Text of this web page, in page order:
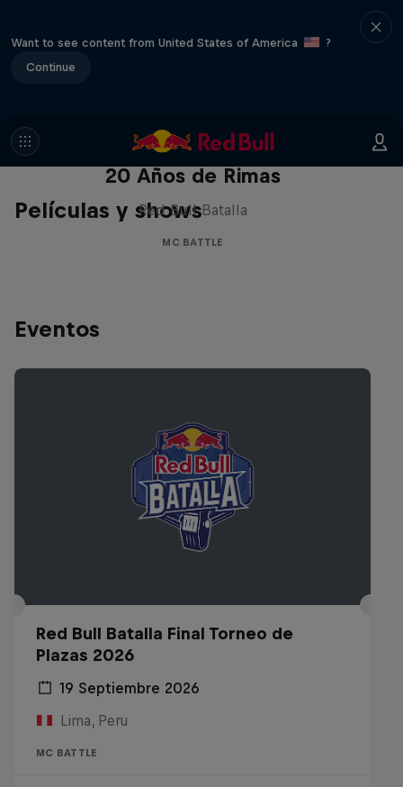
Want to see content from United States of America
?
Continue
Películas y shows
Red Bull Batalla Nueva Historia:
20 Años de Rimas
Red Bull Batalla
MC BATTLE
Eventos
Red Bull Batalla Final Torneo de
Plazas 2026
19 Septiembre 2026
Lima, Peru
MC BATTLE